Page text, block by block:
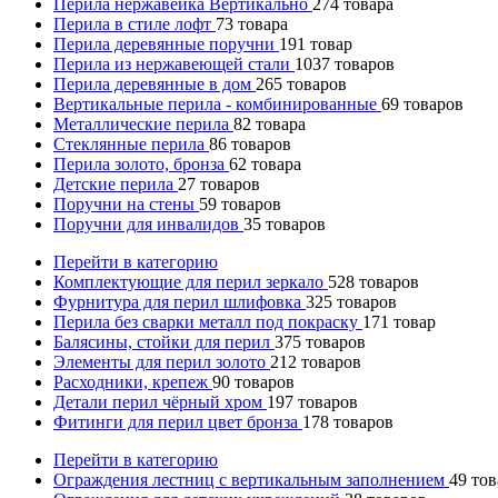
Перила нержавейка Вертикально 274 товара
Перила в стиле лофт 73 товара
Перила деревянные поручни 191 товар
Перила из нержавеющей стали 1037 товаров
Перила деревянные в дом 265 товаров
Вертикальные перила - комбинированные 69 товаров
Металлические перила 82 товара
Стеклянные перила 86 товаров
Перила золото, бронза 62 товара
Детские перила 27 товаров
Поручни на стены 59 товаров
Поручни для инвалидов 35 товаров
Перейти в категорию
Комплектующие для перил зеркало 528 товаров
Фурнитура для перил шлифовка 325 товаров
Перила без сварки металл под покраску 171 товар
Балясины, стойки для перил 375 товаров
Элементы для перил золото 212 товаров
Расходники, крепеж 90 товаров
Детали перил чёрный хром 197 товаров
Фитинги для перил цвет бронза 178 товаров
Перейти в категорию
Ограждения лестниц с вертикальным заполнением 49